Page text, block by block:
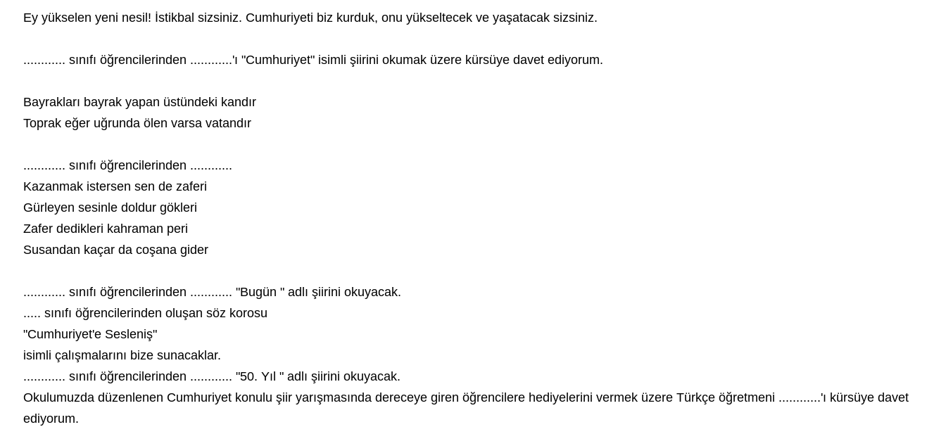
Ey yükselen yeni nesil! İstikbal sizsiniz. Cumhuriyeti biz kurduk, onu yükseltecek ve yaşatacak sizsiniz.
............ sınıfı öğrencilerinden ............'ı "Cumhuriyet" isimli şiirini okumak üzere kürsüye davet ediyorum.
Bayrakları bayrak yapan üstündeki kandır
Toprak eğer uğrunda ölen varsa vatandır
............ sınıfı öğrencilerinden ............
Kazanmak istersen sen de zaferi
Gürleyen sesinle doldur gökleri
Zafer dedikleri kahraman peri
Susandan kaçar da coşana gider
............ sınıfı öğrencilerinden ............ "Bugün " adlı şiirini okuyacak.
..... sınıfı öğrencilerinden oluşan söz korosu
"Cumhuriyet'e Sesleniş"
isimli çalışmalarını bize sunacaklar.
............ sınıfı öğrencilerinden ............ "50. Yıl " adlı şiirini okuyacak.
Okulumuzda düzenlenen Cumhuriyet konulu şiir yarışmasında dereceye giren öğrencilere hediyelerini vermek üzere Türkçe öğretmeni ............'ı kürsüye davet
ediyorum.